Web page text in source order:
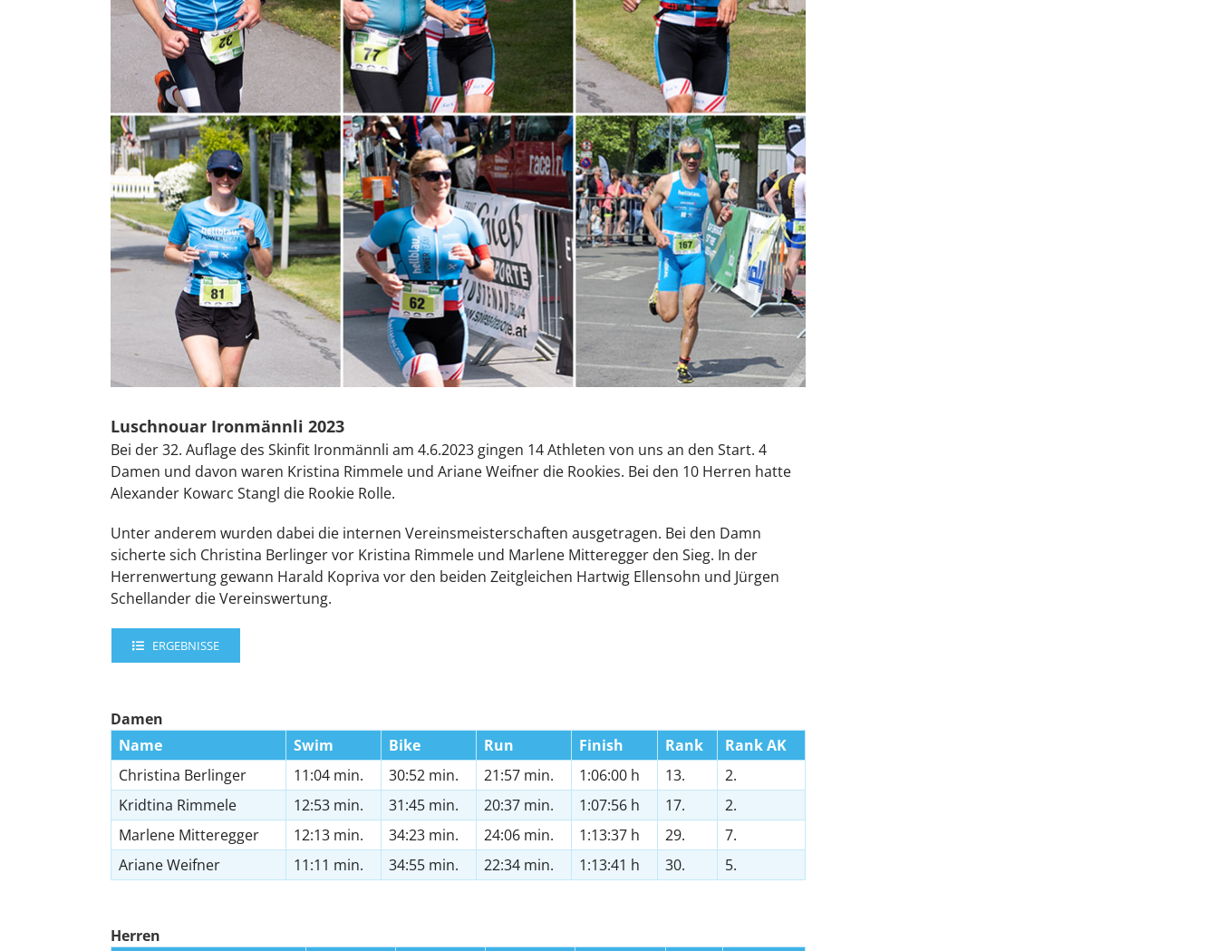
Luschnouar Ironmännli 2023
Bei der 32. Auflage des Skinfit Ironmännli am 4.6.2023 gingen 14 Athleten von uns an den Start. 4
Damen und davon waren Kristina Rimmele und Ariane Weifner die Rookies. Bei den 10 Herren hatte
Alexander Kowarc Stangl die Rookie Rolle.
Unter anderem wurden dabei die internen Vereinsmeisterschaften ausgetragen. Bei den Damn
sicherte sich Christina Berlinger vor Kristina Rimmele und Marlene Mitteregger den Sieg. In der
Herrenwertung gewann Harald Kopriva vor den beiden Zeitgleichen Hartwig Ellensohn und Jürgen
Schellander die Vereinswertung.
ERGEBNISSE
Damen
Name
Swim Bike Run Finish Rank
Rank AK
Christina Berlinger
11:04 min. 30:52 min. 21:57 min. 1:06:00 h 13.
2.
Kridtina Rimmele
12:53 min. 31:45 min. 20:37 min. 1:07:56 h 17.
2.
Marlene Mitteregger
12:13 min. 34:23 min. 24:06 min. 1:13:37 h 29.
7.
Ariane Weifner
11:11 min. 34:55 min. 22:34 min. 1:13:41 h 30. 5.
Herren